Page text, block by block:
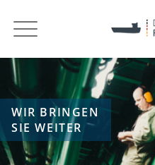
WIR BRINGEN
SIE WEITER